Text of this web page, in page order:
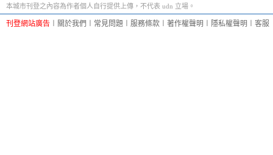
本城市刊登之內容為作者個人自行提供上傳，不代表 udn 立場。
刊登網站廣告 關於我們 常見問題 服務條款 著作權聲明 隱私權聲明 客服